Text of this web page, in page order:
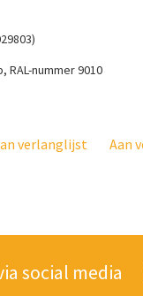
nummer 9010
verlanglijst Aan
social media